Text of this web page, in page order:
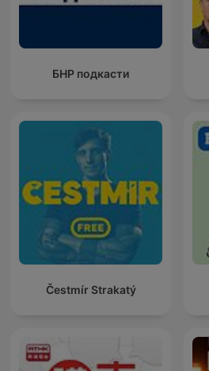
БНР подкасти
Čestmír Strakatý